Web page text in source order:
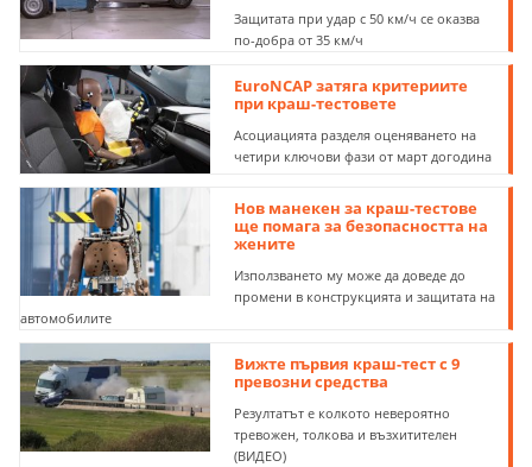
Защитата при удар с 50 км/ч се оказва
по-добра от 35 км/ч
EuroNCAP затяга критериите
при краш-тестовете
Асоциацията разделя оценяването на
четири ключови фази от март догодина
Нов манекен за краш-тестове
ще помага за безопасността на
жените
Използването му може да доведе до
промени в конструкцията и защитата на
автомобилите
Вижте първия краш-тест с 9
превозни средства
Резултатът е колкото невероятно
тревожен, толкова и възхитителен
(ВИДЕО)